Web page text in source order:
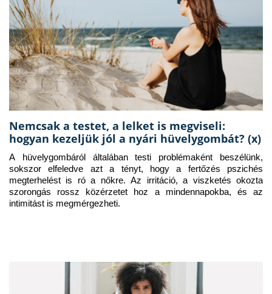
Nemcsak a testet, a lelket is megviseli:
hogyan kezeljük jól a nyári hüvelygombát? (x)
A hüvelygombáról általában testi problémaként beszélünk,
sokszor elfeledve azt a tényt, hogy a fertőzés pszichés
megterhelést is ró a nőkre. Az irritáció, a viszketés okozta
szorongás rossz közérzetet hoz a mindennapokba, és az
intimitást is megmérgezheti.